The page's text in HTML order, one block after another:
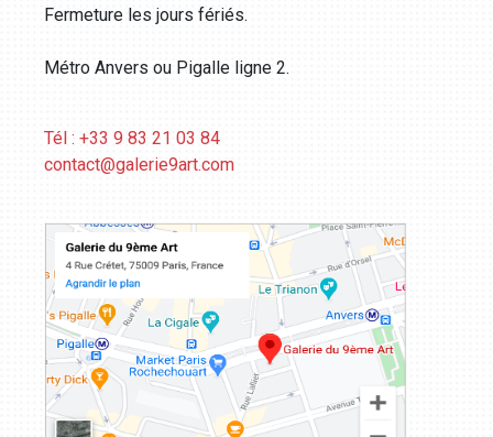
Fermeture les jours fériés.
Métro Anvers ou Pigalle ligne 2.
Tél : +33 9 83 21 03 84
contact@galerie9art.com